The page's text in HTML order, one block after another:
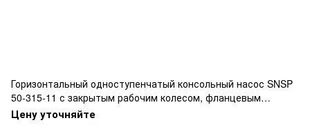
Горизонтальный одноступенчатый консольный насос SNSP
50-315-11 с закрытым рабочим колесом, фланцевым
подключением, изготовлен из чугуна.
Цену уточняйте